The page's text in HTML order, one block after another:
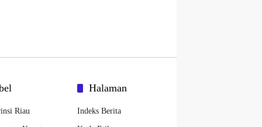
Riau
Halaman
Indeks Berita